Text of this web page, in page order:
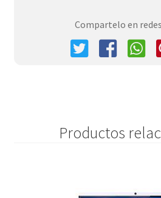
Compartelo en
Productos